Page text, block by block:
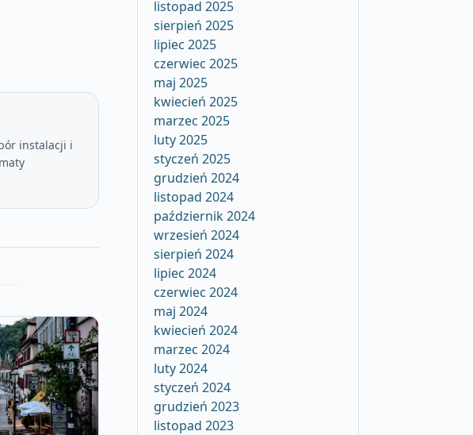
instalacji i
listopad 2025
sierpień 2025
lipiec 2025
czerwiec 2025
maj 2025
kwiecień 2025
marzec 2025
luty 2025
styczeń 2025
grudzień 2024
listopad 2024
październik 2024
wrzesień 2024
sierpień 2024
lipiec 2024
czerwiec 2024
maj 2024
kwiecień 2024
marzec 2024
luty 2024
styczeń 2024
grudzień 2023
listopad 2023